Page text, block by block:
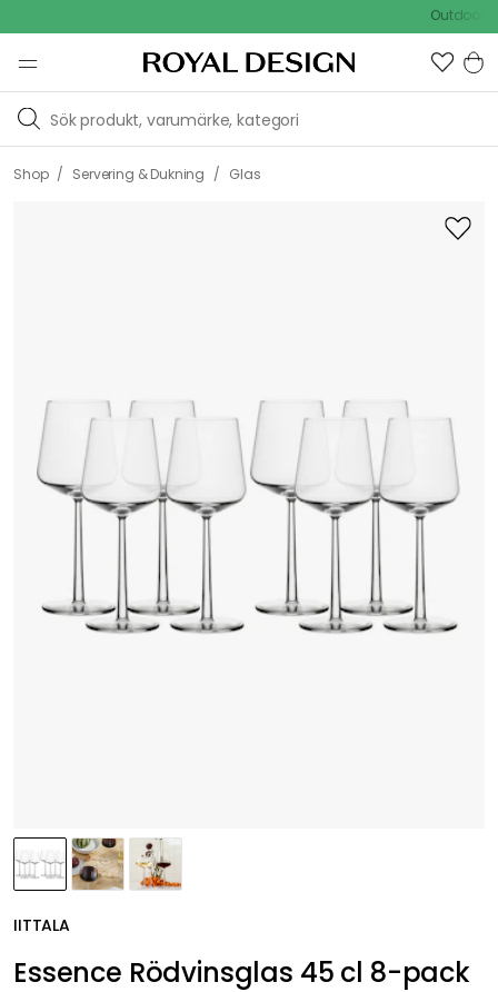
Outdoor Sale
Shop / Servering & Dukning / Glas
IITTALA
Essence Rödvinsglas 45 cl 8-pack